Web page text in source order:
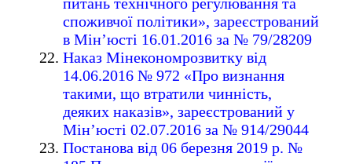
споживчої політики», зареєстрований
в Мін’юсті 16.01.2016 за № 79/28209
Наказ Мінекономрозвитку від
14.06.2016 № 972 «Про визнання
такими, що втратили чинність,
деяких наказів», зареєстрований у
Мін’юсті 02.07.2016 за № 914/29044
Постанова від 06 березня 2019 р. №